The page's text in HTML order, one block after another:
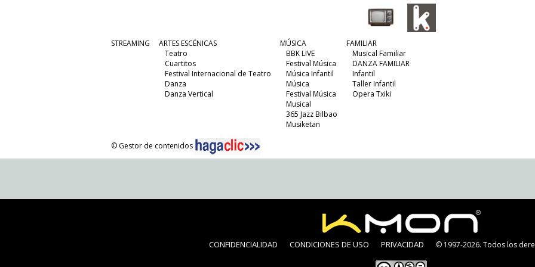
STREAMING
ARTES ESCÉNICAS
Teatro
Cuartitos
Festival Internacional de Teatro
Danza
Danza Vertical
MÚSICA
BBK LIVE
Festival Música
Música Infantil
Música
Festival Música
Musical
365 Jazz Bilbao
Musiketan
FAMILIAR
Musical Familiar
DANZA FAMILIAR
Infantil
Taller Infantil
Opera Txiki
© Gestor de contenidos
CONFIDENCIALIDAD CONDICIONES DE USO PRIVACIDAD © 1997-2026. Todos los